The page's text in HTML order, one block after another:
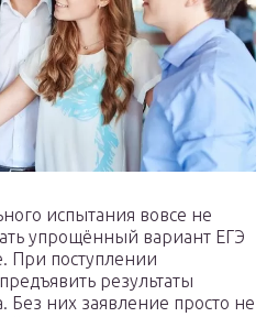
испытания вовсе не
упрощённый вариант ЕГЭ
При поступлении
результаты
Без них заявление просто не